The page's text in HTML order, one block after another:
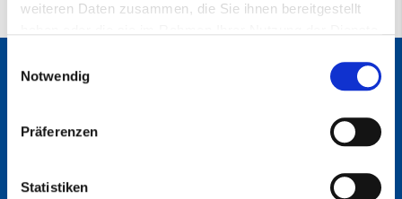
weiteren Daten zusammen, die Sie ihnen bereitgestellt
Notwendig
Präferenzen
Statistiken
Abratec GmbH